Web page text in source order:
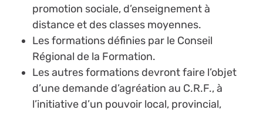
promotion sociale, d’enseignement à
distance et des classes moyennes.
Les formations définies par le Conseil
Régional de la Formation.
Les autres formations devront faire l’objet
d’une demande d’agréation au C.R.F., à
l’initiative d’un pouvoir local, provincial,